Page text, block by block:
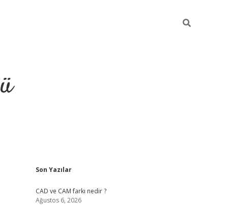
Sidebar
Son Yazılar
CAD ve CAM farkı nedir ?
Ağustos 6, 2026